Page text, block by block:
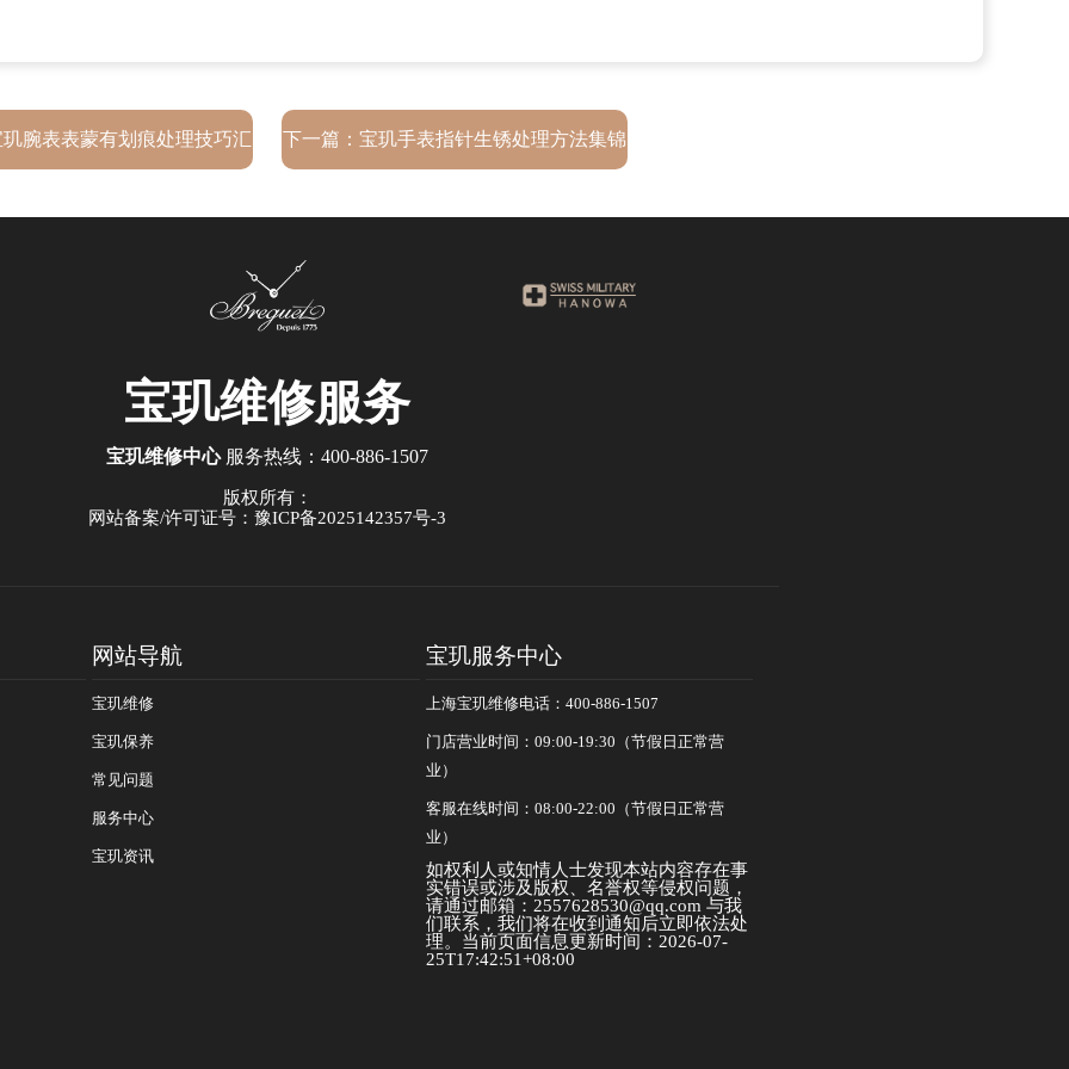
腕表表蒙有划痕处理技巧汇 下一篇：宝玑手表指针生锈处理方法集锦
宝玑维修服务
宝玑维修中心 服务热线： 400-886-1507
版权所有：
网站备案/许可证号：豫ICP备2025142357号-3
网站导航
宝玑维修
宝玑保养
常见问题
服务中心
宝玑资讯
宝玑服务中心
上海宝玑维修电话：400-886-1507
门店营业时间：09:00-19:30（节假日正常营
业）
客服在线时间：08:00-22:00（节假日正常营
业）
如权利人或知情人士发现本站内容存在事
实错误或涉及版权、名誉权等侵权问题，
请通过邮箱：2557628530@qq.com 与我
们联系，我们将在收到通知后立即依法处
理。当前页面信息更新时间：2026-07-
25T17:42:51+08:00